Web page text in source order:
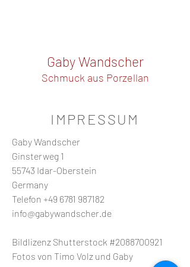
Gaby Wandscher
Schmuck aus Porzellan
IMPRESSUM
Gaby Wandscher
Ginsterweg 1
55743 Idar-Oberstein
Germany
Telefon +49 6781 987182
info@gabywandscher.de
Bildlizenz Shutterstock #2088700921
Fotos von Timo Volz und Gaby